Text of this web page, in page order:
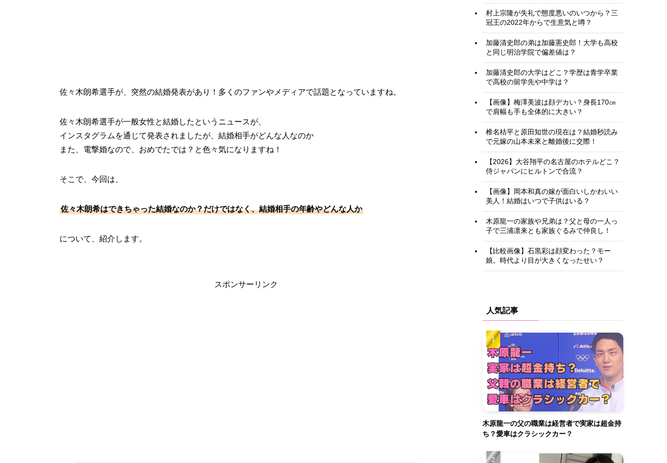
佐々木朗希選手が、突然の結婚発表があり！多くのファンやメディアで話題となっていますね。
佐々木朗希選手が一般女性と結婚したというニュースが、
インスタグラムを通じて発表されましたが、結婚相手がどんな人なのか
また、電撃婚なので、おめでたでは？と色々気になりますね！
そこで、今回は、
佐々木朗希はできちゃった結婚なのか？だけではなく、結婚相手の年齢やどんな人か
について、紹介します。
スポンサーリンク
村上宗隆が失礼で態度悪いのいつから？三
冠王の2022年からで生意気と噂？
加藤清史郎の弟は加藤憲史郎！大学も高校
と同じ明治学院で偏差値は？
加藤清史郎の大学はどこ？学歴は青学卒業
で高校の留学先や中学は？
【画像】梅澤美波は顔デカい？身長170㎝
で肩幅も手も全体的に大きい？
椎名桔平と原田知世の現在は？結婚秒読み
で元嫁の山本未來と離婚後に交際！
【2026】大谷翔平の名古屋のホテルどこ？
侍ジャパンにヒルトンで合流？
【画像】岡本和真の嫁が面白いしかわいい
美人！結婚はいつで子供はいる？
木原龍一の家族や兄弟は？父と母の一人っ
子で三浦凛来とも家族ぐるみで仲良し！
【比較画像】石黒彩は顔変わった？モー
娘。時代より目が大きくなったせい？
人気記事
木原龍一の父の職業は経営者で実家は超金持
ち？愛車はクラシックカー？